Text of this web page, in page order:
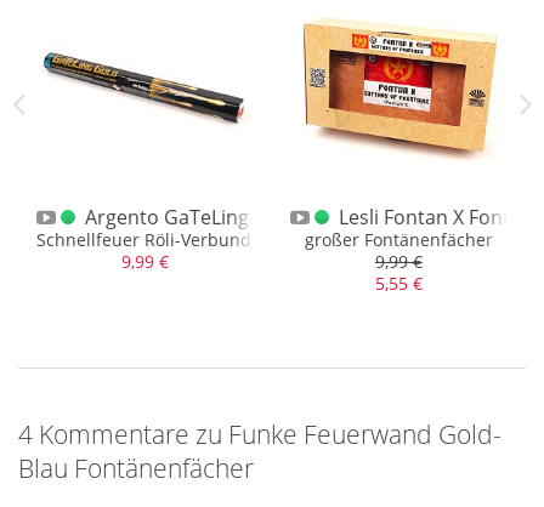
Violett
edel, 20 sek. Brenndauer
Argento GaTeLing Gold 175S.
Schnellfeuer Röli-Verbund mit 175 Schuss
9,99 €
Lesli Fontan X
großer Fontänenfächer
9,99 €
5,55 €
4 Kommentare zu Funke Feuerwand Gold-
Blau Fontänenfächer